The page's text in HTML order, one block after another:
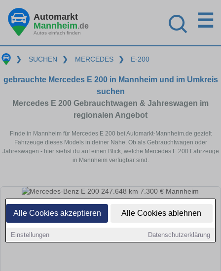
Alle Cookies akzeptieren Alle Cookies ablehnen
Einstellungen Datenschutzerklärung
Automarkt
Mannheim.de
Autos einfach finden
☰
❯ SUCHEN ❯ MERCEDES ❯ E-200
gebrauchte Mercedes E 200 in Mannheim und im Umkreis
suchen
Mercedes E 200 Gebrauchtwagen & Jahreswagen im
regionalen Angebot
Finde in Mannheim für Mercedes E 200 bei Automarkt-Mannheim.de gezielt
Fahrzeuge dieses Models in deiner Nähe. Ob als Gebrauchtwagen oder
Jahreswagen - hier siehst du auf einen Blick, welche Mercedes E 200 Fahrzeuge
in Mannheim verfügbar sind.